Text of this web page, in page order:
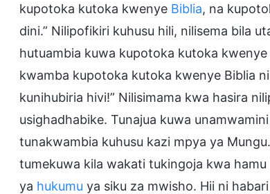
kupotoka kutoka kwenye Biblia, na
dini.” Nilipofikiri kuhusu hili, nilisema bila
hutuambia kuwa kupotoka kutoka
kwamba kupotoka kutoka kwenye Biblia
kunihubiria hivi!” Nilisimama kwa hasira
usighadhabike. Tunajua kuwa
tunakwambia kuhusu kazi mpya ya
tumekuwa kila wakati tukingoja kwa
ya hukumu ya siku za mwisho. Hii ni